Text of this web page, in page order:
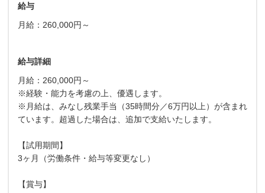
給与
月給：260,000円～
給与詳細
月給：260,000円～
※経験・能力を考慮の上、優遇します。
※月給は、みなし残業手当（35時間分／6万円以上）が含まれ
ています。超過した場合は、追加で支給いたします。
【試用期間】
3ヶ月（労働条件・給与等変更なし）
【賞与】